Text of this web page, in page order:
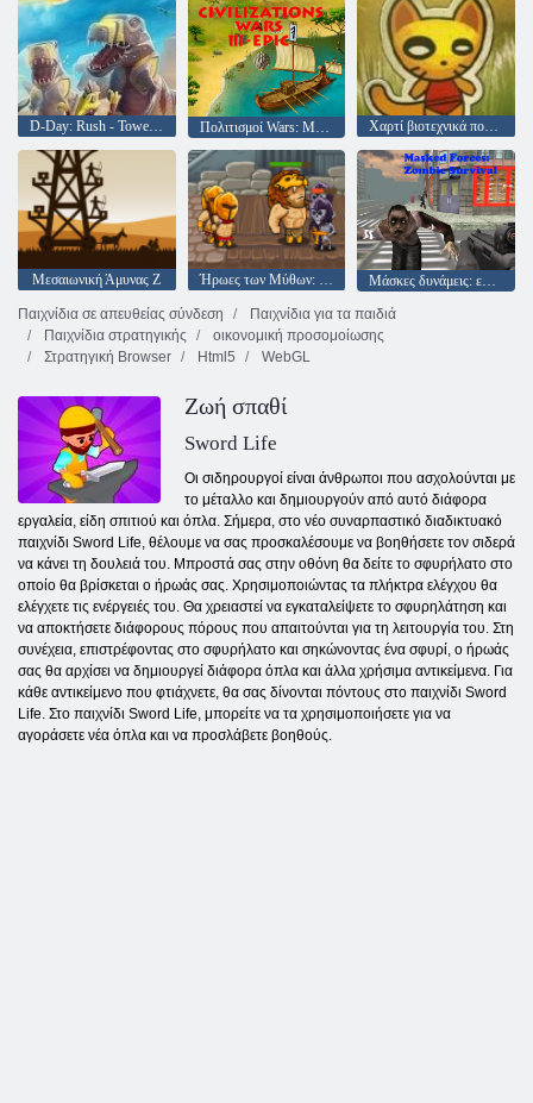
D-Day: Rush - Tower Defense Πολιτισμοί Wars: Μάστερ Edition Χαρτί βιοτεχνικά πολέμους
Μεσαιωνική Άμυνας Z
Μάσκες δυνάμεις: επιβίωση ζόμπι
Παιχνίδια σε απευθείας σύνδεση
Παιχνίδια για τα παιδιά
Παιχνίδια στρατηγικής
οικονομική προσομοίωσης
Στρατηγική Browser
Html5 WebGL
Ζωή σπαθί
Sword Life
Οι σιδηρουργοί είναι άνθρωποι που ασχολούνται με
το μέταλλο και δημιουργούν από αυτό διάφορα
εργαλεία, είδη σπιτιού και όπλα. Σήμερα, στο νέο συναρπαστικό διαδικτυακό
παιχνίδι Sword Life, θέλουμε να σας προσκαλέσουμε να βοηθήσετε τον σιδερά
να κάνει τη δουλειά του. Μπροστά σας στην οθόνη θα δείτε το σφυρήλατο στο
οποίο θα βρίσκεται ο ήρωάς σας. Χρησιμοποιώντας τα πλήκτρα ελέγχου θα
ελέγχετε τις ενέργειές του. Θα χρειαστεί να εγκαταλείψετε το σφυρηλάτηση και
να αποκτήσετε διάφορους πόρους που απαιτούνται για τη λειτουργία του. Στη
συνέχεια, επιστρέφοντας στο σφυρήλατο και σηκώνοντας ένα σφυρί, ο ήρωάς
σας θα αρχίσει να δημιουργεί διάφορα όπλα και άλλα χρήσιμα αντικείμενα. Για
κάθε αντικείμενο που φτιάχνετε, θα σας δίνονται πόντους στο παιχνίδι Sword
Life. Στο παιχνίδι Sword Life, μπορείτε να τα χρησιμοποιήσετε για να
αγοράσετε νέα όπλα και να προσλάβετε βοηθούς.